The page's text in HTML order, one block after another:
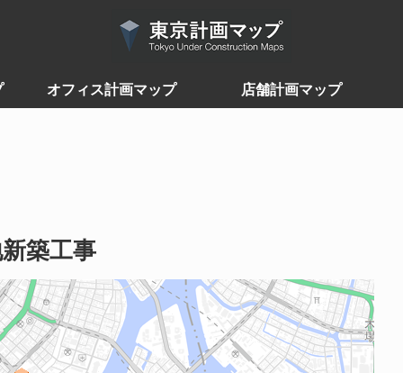
オフィス計画マップ 店舗計画マップ
築工事